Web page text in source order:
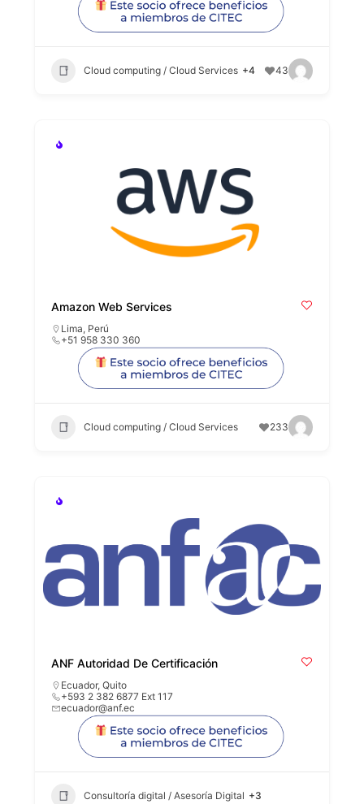
Cloud computing / Cloud Services +4 43
Amazon Web Services
Lima, Perú
+51 958 330 360
Cloud computing / Cloud Services 233
ANF Autoridad De Certificación
Ecuador,Quito
+593 2 382 6877 Ext 117
ecuador@anf.ec
Consultoría digital / Asesoría Digital +3